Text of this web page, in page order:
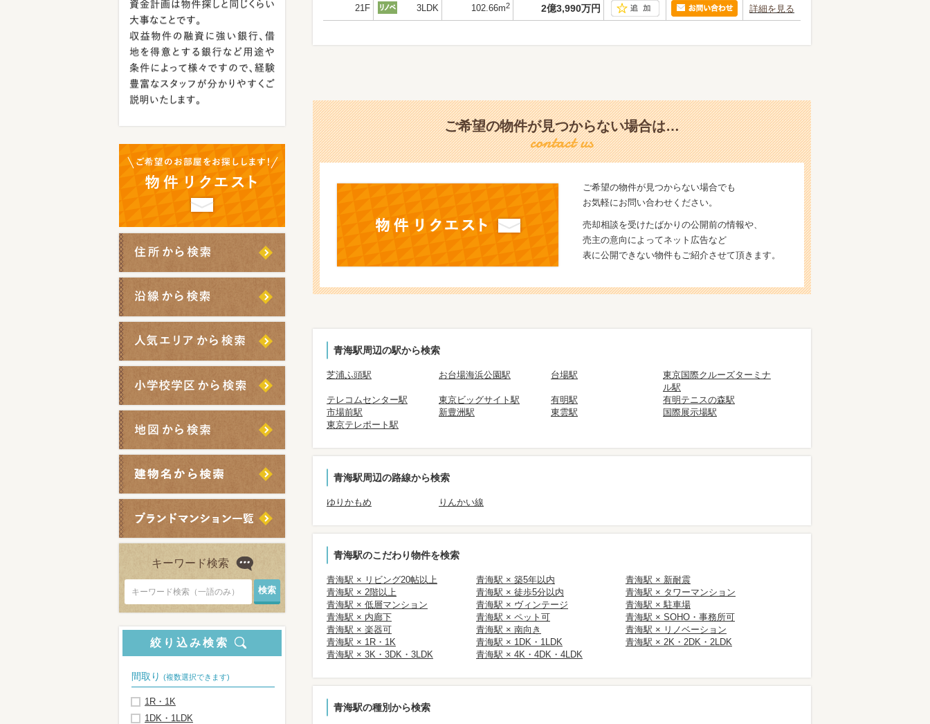
キーワード検索
キーワード検索（一語のみ）
絞り込み検索
間取り (複数選択できます)
1R・1K
1DK・1LDK
21F 3LDK 102.66m2 2億3,990万円 詳細を見る
ご希望の物件が見つからない場合は…
ご希望の物件が見つからない場合でも
お気軽にお問い合わせください。
売却相談を受けたばかりの公開前の情報や、
売主の意向によってネット広告など
表に公開できない物件もご紹介させて頂きます。
青海駅周辺の駅から検索
芝浦ふ頭駅 お台場海浜公園駅 台場駅
東京国際クルーズターミナ
ル駅
テレコムセンター駅
東京ビッグサイト駅 有明駅
有明テニスの森駅
市場前駅
新豊洲駅 東雲駅
国際展示場駅
東京テレポート駅
青海駅周辺の路線から検索
ゆりかもめ りんかい線
青海駅のこだわり物件を検索
青海駅 × リビング20帖以上 青海駅 × 築5年以内
青海駅 × 新耐震
青海駅 × 2階以上
青海駅 × 徒歩5分以内
青海駅 × タワーマンション
青海駅 × 低層マンション
青海駅 × ヴィンテージ
青海駅 × 駐車場
青海駅 × 内廊下
青海駅 × ペット可
青海駅 × SOHO・事務所可
青海駅 × 楽器可
青海駅 × 南向き
青海駅 × リノベーション
青海駅 × 1R・1K
青海駅 × 1DK・1LDK
青海駅 × 2K・2DK・2LDK
青海駅 × 3K・3DK・3LDK
青海駅 × 4K・4DK・4LDK
青海駅の種別から検索